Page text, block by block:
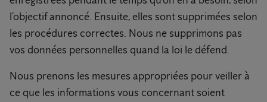
l’objectif annoncé. Ensuite, elles sont supprimées selon
les procédures correctes. Nous ne supprimons pas
vos données personnelles quand la loi le défend.
Nous prenons les mesures appropriées pour veiller à
ce que les informations vous concernant soient